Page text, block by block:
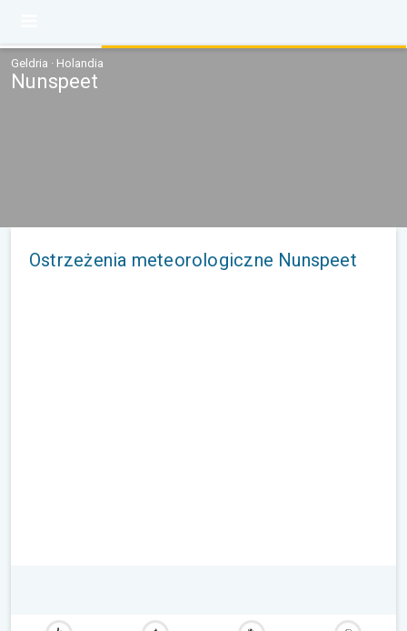
Geldria · Holandia
Nunspeet
Ostrzeżenia meteorologiczne Nunspeet